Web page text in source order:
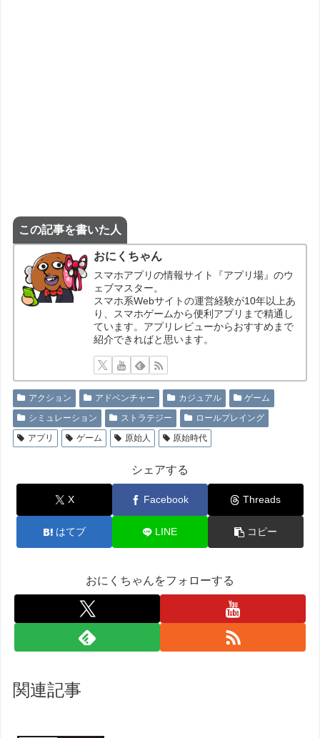
この記事を書いた人
おにくちゃん
スマホアプリの情報サイト『アプリ場』のウ
ェブマスター。
スマホ系Webサイトの運営経験が10年以上あ
り、スマホゲームから便利アプリまで精通し
ています。アプリレビューからおすすめまで
紹介できればと思います。
アクション アドベンチャー カジュアル
ゲーム
シミュレーション
ストラテジー
ロールプレイング
アプリ
ゲーム 原始人 原始時代
シェアする
X Facebook Threads
はてブ LINE コピー
おにくちゃんをフォローする
関連記事